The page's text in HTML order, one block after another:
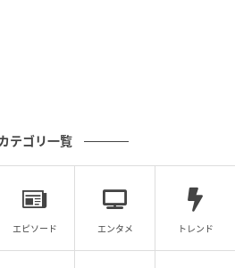
に聞いて欲しい。でも義母に
テゴリ一覧
エピソード エンタメ トレンド